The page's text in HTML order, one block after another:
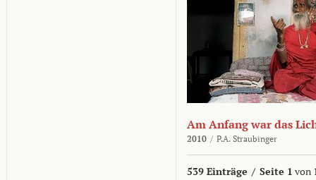
Am Anfang war das
2010 / P.A. Straubinger
539 Einträge / Seite 1 von